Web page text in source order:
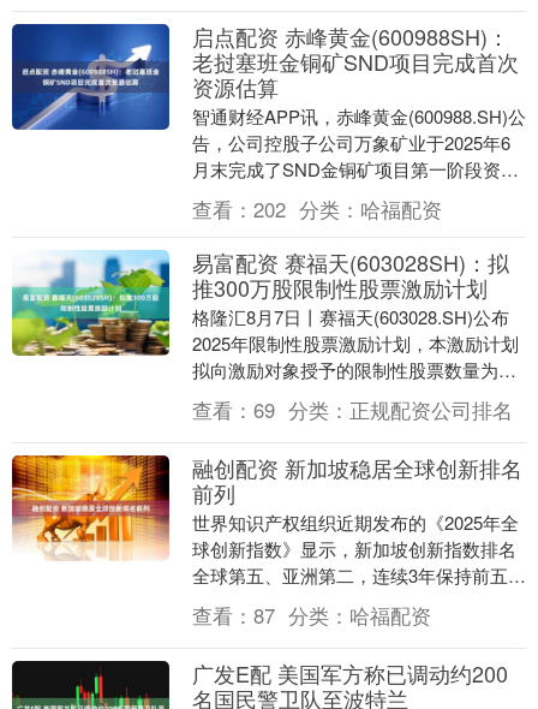
启点配资 赤峰黄金(600988SH)：
老挝塞班金铜矿SND项目完成首次
资源估算
智通财经APP讯，赤峰黄金(600988.SH)公
告，公司控股子公司万象矿业于2025年6
月末完成了SND金铜矿项目第一阶段资源
勘探工作，SRK Consult....
查看： 202 分类： 哈福配资
易富配资 赛福天(603028SH)：拟
推300万股限制性股票激励计划
格隆汇8月7日丨赛福天(603028.SH)公布
2025年限制性股票激励计划，本激励计划
拟向激励对象授予的限制性股票数量为
300万股，约占本激励计划草案公告时
公....
查看： 69 分类： 正规配资公司排名
融创配资 新加坡稳居全球创新排名
前列
世界知识产权组织近期发布的《2025年全
球创新指数》显示，新加坡创新指数排名
全球第五、亚洲第二，连续3年保持前五名
的成绩。新加坡在创新领域的良好表现并
非偶然，其....
查看： 87 分类： 哈福配资
广发E配 美国军方称已调动约200
名国民警卫队至波特兰